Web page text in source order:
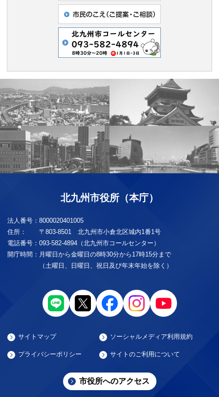
北九州市役所（本庁）
法人番号： 8000020401005
住所：
〒803-8501 北九州市小倉北区城内1番1号
電話番号： 093-582-4894（北九州市コールセンター）
開庁時間： 月曜日から金曜日の8時30分から17時15分まで
（土曜日、日曜日、祝日及び年末年始を除く）
サイトマップ ソーシャルメディア利用規約
プライバシーポリシー サイトのご利用について
市役所へのアクセス